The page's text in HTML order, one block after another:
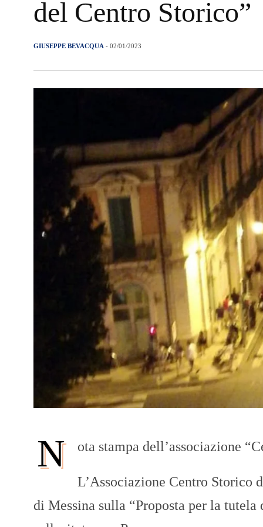
del Centro Storico”
GIUSEPPE BEVACQUA - 02/01/2023
N ota stampa dell’associazione
L’Associazione Centro Storico
di Messina sulla “Proposta per la